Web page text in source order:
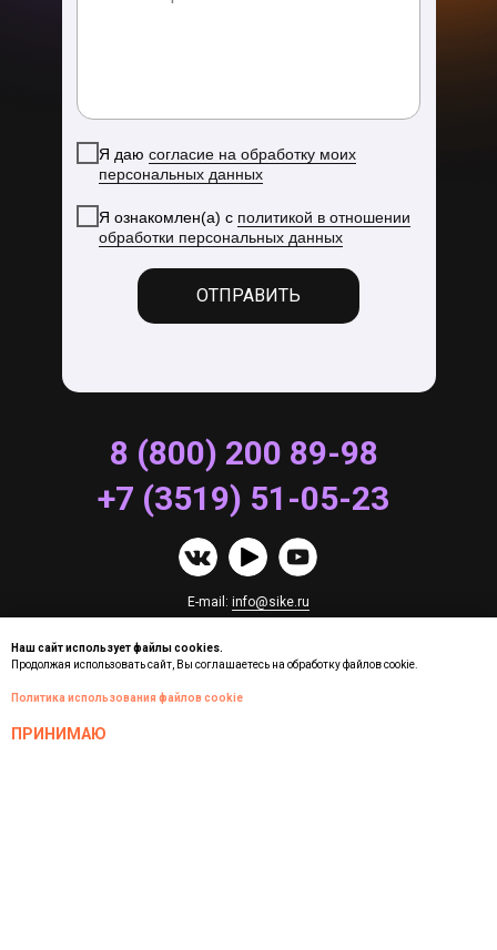
Наш сайт использует файлы cookies.
Продолжая использовать сайт, Вы соглашаетесь на обработку файлов cookie.
Политика использования файлов cookie
ПРИНИМАЮ
Я даю согласие на обработку моих
персональных данных
Я ознакомлен(а) с политикой в отношении
обработки персональных данных
ОТПРАВИТЬ
8 (800) 200 89-98
+7 (3519) 51-05-23
E-mail: info@sike.ru
Техническая поддержка:
e-learning@sike.ru